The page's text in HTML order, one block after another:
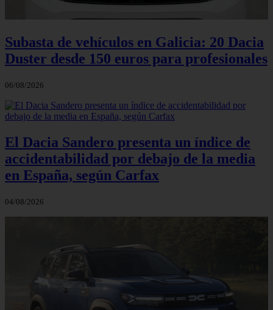
Subasta de vehículos en Galicia: 20 Dacia
Duster desde 150 euros para profesionales
06/08/2026
El Dacia Sandero presenta un índice de
accidentabilidad por debajo de la media
en España, según Carfax
04/08/2026